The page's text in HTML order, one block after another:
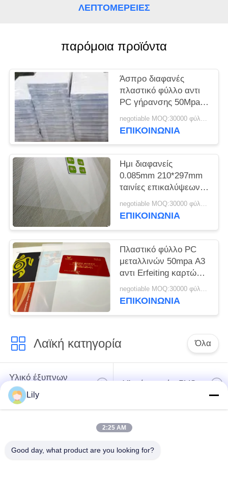
PRIVACY
POLICY
ΛΕΠΤΟΜΈΡΕΙΕΣ
παρόμοια προϊόντα
Άσπρο διαφανές
πλαστικό φύλλο αντι
PC γήρανσης 50Mpa
1.3g/Cm3
negotiable MOQ:30000 φύλλα ή 2 τόνοι
ΕΠΙΚΟΙΝΩΝΙΑ
Ημι διαφανείς
0.085mm 210*297mm
ταινίες επικαλύψεων
PC χωρίς επίστρωση negotiable MOQ:30000 φύλλα ή 2 τόνοι
ΕΠΙΚΟΙΝΩΝΙΑ
Πλαστικό φύλλο PC
μεταλλινών 50mpa A3
αντι Erfeiting καρτών
ταυτότητας μικρό
negotiable MOQ:30000 φύλλα ή 2 τόνοι
ΕΠΙΚΟΙΝΩΝΙΑ
Λαϊκή κατηγορία Όλα
Υλικό έξυπνων
καρτών
Υλικό καρτών PVC
εκτύπωσης
Lily
2:25 AM
Good day, what product are you looking for?